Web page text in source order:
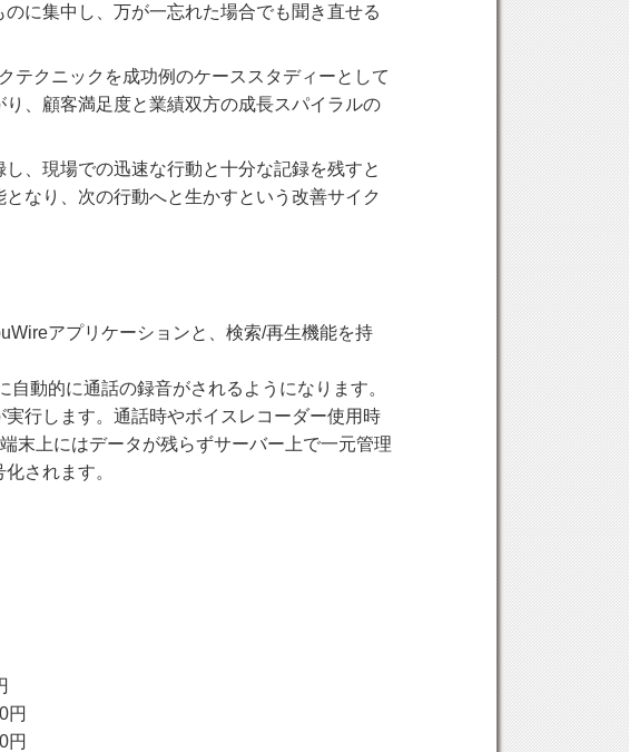
に集中し、万が一忘れた場合でも聞き直せる
テクニックを成功例のケーススタディーとして
、顧客満足度と業績双方の成長スパイラルの
、現場での迅速な行動と十分な記録を残すと
なり、次の行動へと生かすという改善サイク
アプリケーションと、検索/再生機能を持
動的に通話の録音がされるようになります。
行します。通話時やボイスレコーダー使用時
末上にはデータが残らずサーバー上で一元管理
されます。
円
円